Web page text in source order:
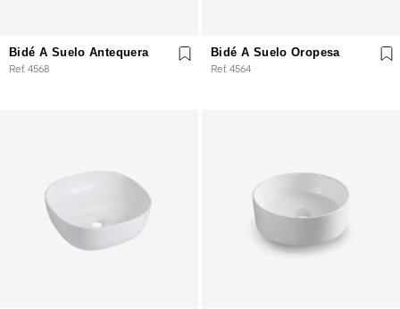
Bidé A Suelo Antequera
Ref. 4568
Bidé A Suelo Oropesa
Ref. 4564